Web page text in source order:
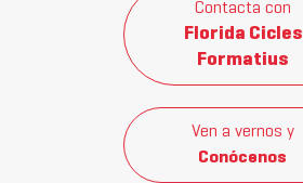
Contacta con
Florida Cicles
Formatius
Ven a vernos y
Conócenos